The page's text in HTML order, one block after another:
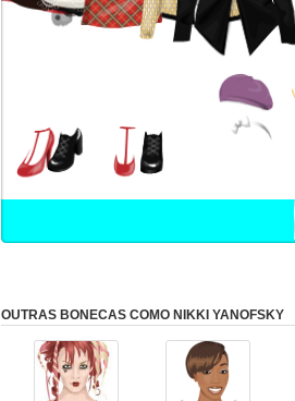
OUTRAS BONECAS COMO NIKKI YANOFSKY